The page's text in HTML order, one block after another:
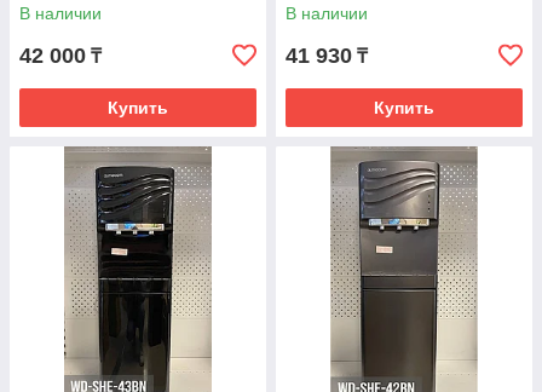
В наличии
42 000 ₸
Купить
В наличии
41 930 ₸
Купить